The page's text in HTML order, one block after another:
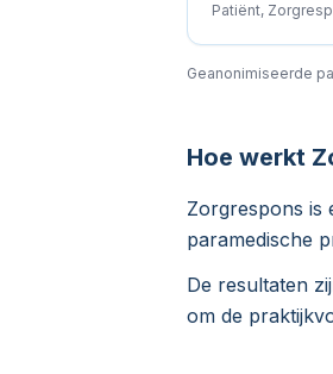
Patiënt,
Geanonimiseerde
Hoe werkt
Zorgrespons is
paramedische
De resultaten
om de